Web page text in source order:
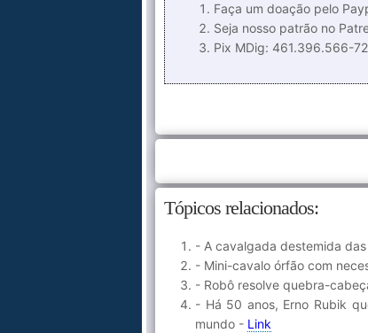
Faça um doação pelo
Seja nosso patrão no
Pix MDig: 461.396.566-
Tópicos relacionados:
- A cavalgada destemida
- Mini-cavalo órfão com
- Robô resolve quebra-
- Há 50 anos, Erno Rubik
mundo - Link